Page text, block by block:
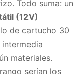
Todo suma: un
(12V)
de cartucho 30
materiales.
serían los